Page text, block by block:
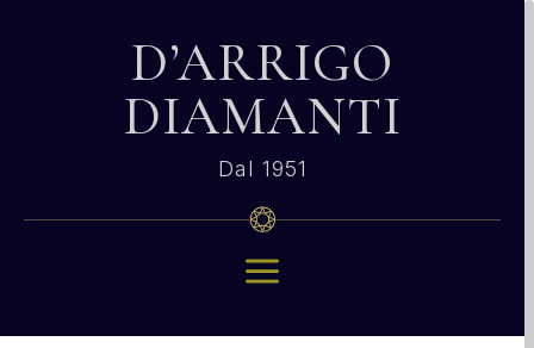
D’ARRIGO
DIAMANTI
Dal 1951
a